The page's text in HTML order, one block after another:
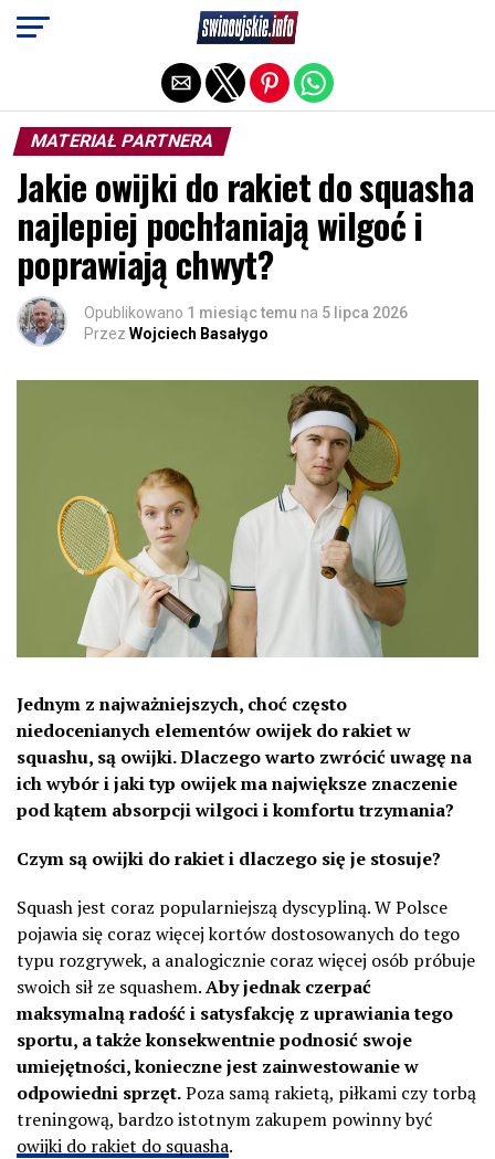
MATERIAŁ PARTNERA
Jakie owijki do rakiet do squasha
najlepiej pochłaniają wilgoć i
poprawiają chwyt?
Opublikowano 1 miesiąc temu na 5 lipca 2026
Przez Wojciech Basałygo
Jednym z najważniejszych, choć często
niedocenianych elementów owijek do rakiet w
squashu, są owijki. Dlaczego warto zwrócić uwagę na
ich wybór i jaki typ owijek ma największe znaczenie
pod kątem absorpcji wilgoci i komfortu trzymania?
Czym są owijki do rakiet i dlaczego się je stosuje?
Squash jest coraz popularniejszą dyscypliną. W Polsce
pojawia się coraz więcej kortów dostosowanych do tego
typu rozgrywek, a analogicznie coraz więcej osób próbuje
swoich sił ze squashem.Aby jednak czerpać
maksymalną radość i satysfakcję z uprawiania tego
sportu, a także konsekwentnie podnosić swoje
umiejętności, konieczne jest zainwestowanie w
odpowiedni sprzęt.Poza samą rakietą, piłkami czy torbą
treningową, bardzo istotnym zakupem powinny być
owijki do rakiet do squasha.
Exit mobile version